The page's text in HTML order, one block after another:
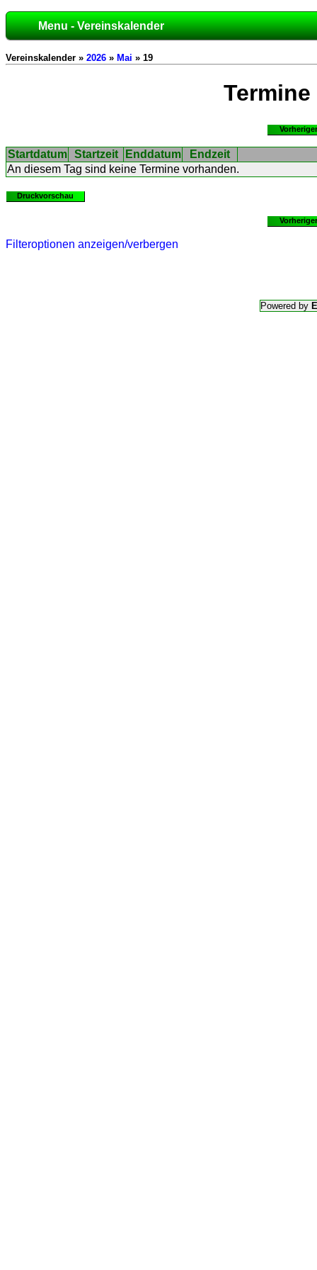
Menu - Vereinskalender
Vereinskalender » 2026 » Mai » 19
Termine
Startdatum Startzeit Enddatum
Endzeit
An diesem Tag sind keine Termine vorhanden.
Druckvorschau
Filteroptionen anzeigen/verbergen
Powered by